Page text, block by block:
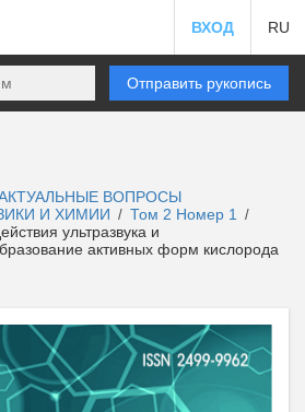
ВХОД RU
Отправить рукопись
ВОПРОСЫ
И ХИМИИ / Том 2 Номер 1 /
ультразвука и
активных форм кислорода